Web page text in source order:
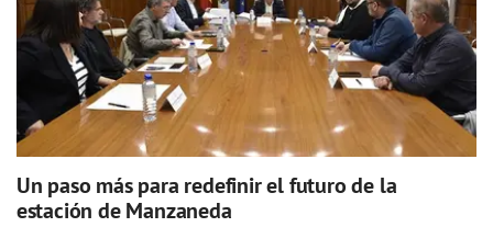
Un paso más para redefinir el futuro de la
estación de Manzaneda